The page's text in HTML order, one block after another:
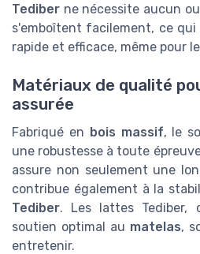
Tediber ne nécessite aucun
s'emboîtent facilement, ce
rapide et efficace, même pour
Matériaux de qualité
assurée
Fabriqué en bois massif, le
une robustesse à toute
assure non seulement une
contribue également à la
Tediber. Les lattes Tediber,
soutien optimal au matelas,
entretenir.